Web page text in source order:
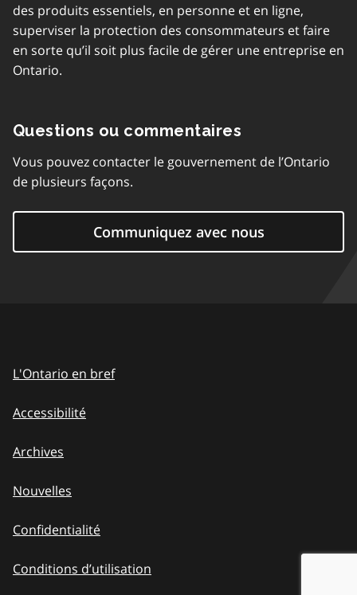
des produits essentiels, en personne et en ligne,
superviser la protection des consommateurs et faire
en sorte qu’il soit plus facile de gérer une entreprise en
Ontario.
Questions ou commentaires
Vous pouvez contacter le gouvernement de l’Ontario
de plusieurs façons.
Communiquez avec nous
L'Ontario en bref
Accessibilité
Archives
Nouvelles
Confidentialité
Conditions d’utilisation